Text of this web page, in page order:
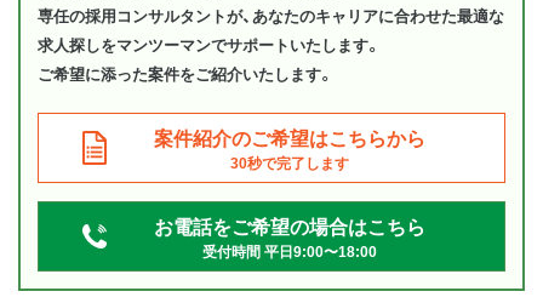
専任の採用コンサルタントが、あなたのキャリアに合わせた最適な
求人探しをマンツーマンでサポートいたします。
ご希望に添った案件をご紹介いたします。
案件紹介のご希望はこちらから
30秒で完了します
お電話をご希望の場合はこちら
受付時間 平日9:00〜18:00